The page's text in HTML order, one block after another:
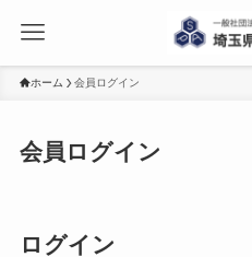
ホーム 会員ログイン
会員ログイン
ログイン